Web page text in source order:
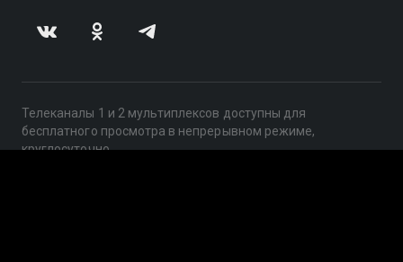
Телеканалы 1 и 2 мультиплексов доступны для
бесплатного просмотра в непрерывном режиме,
круглосуточно.